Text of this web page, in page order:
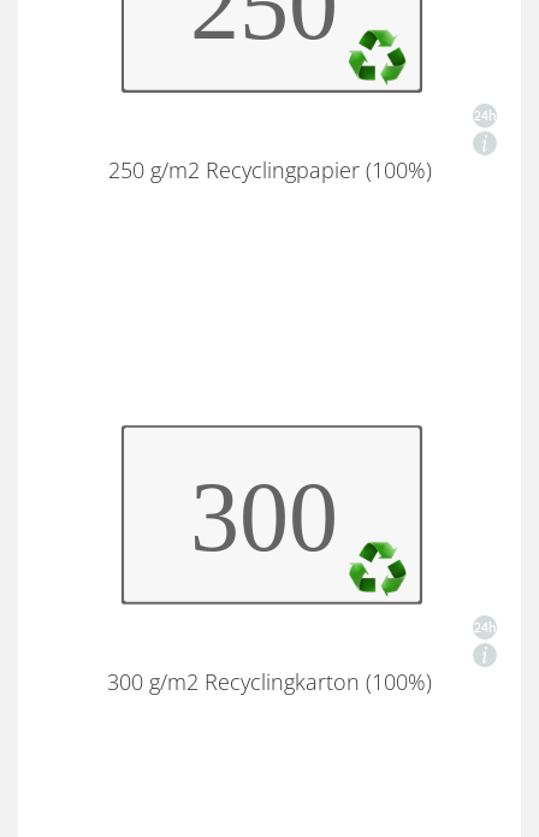
250 g/m2 Recyclingpapier (100%)
300 g/m2 Recyclingkarton (100%)